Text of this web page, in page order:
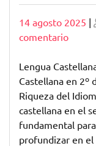
Publicado
14 agosto 2025 |
comentarioen
la
en
2º
de
Lengua
Castellana en 2º
Riqueza del
castellana en el
fundamental
profundizar en